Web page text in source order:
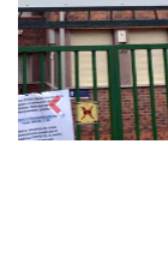
Previous